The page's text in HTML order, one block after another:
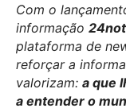
Com o
informação
plataforma de
reforçar a
valorizam: a que
a entender o